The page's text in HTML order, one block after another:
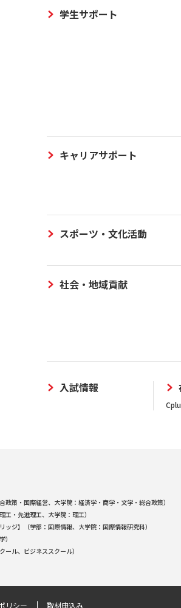
学生サポート
キャリアサポート
スポーツ・文化活動
社会・地域貢献
入試情報
策・国際経営、大学院：経済学・商学・文学・総合政策）
・先進理工、大学院：理工）
ジ】（学部：国際情報、大学院：国際情報研究科）
）
ル、ビジネススクール）
リシー 取材申込み